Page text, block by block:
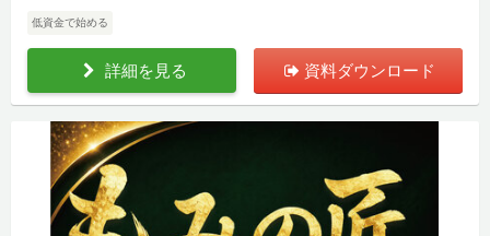
低資金で始める
詳細を見る 資料ダウンロード